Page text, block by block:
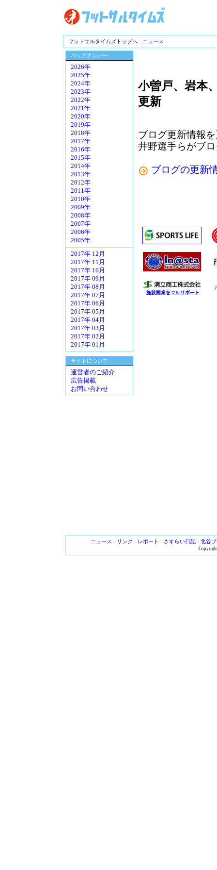
フットサルタイムズトップへ - ニュース
バックナンバー
2026年
2025年
2024年
2023年
2022年
2021年
2020年
2019年
2018年
2017年
2016年
2015年
2014年
2013年
2012年
2011年
2010年
2009年
2008年
2007年
2006年
2005年
2017年 12月
2017年 11月
2017年 10月
2017年 09月
2017年 08月
2017年 07月
2017年 06月
2017年 05月
2017年 04月
2017年 03月
2017年 02月
2017年 01月
サイトについて
運営者のご紹介
広告掲載
お問い合わせ
小曽戸、岩本
更新
ブログ更新情報
井野選手らがブ
ブログの更新
ニュース - リンク - レポート - さすらい日記- 北谷